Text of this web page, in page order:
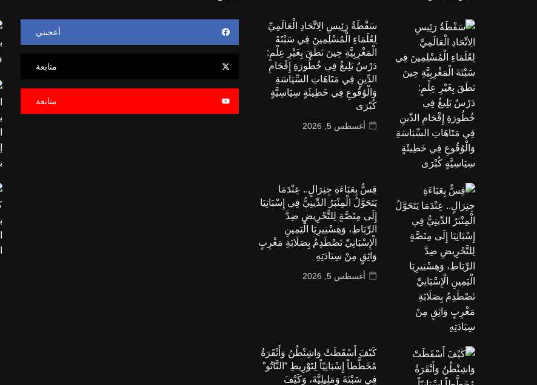
سَقْطَةُ رَئِيسِ الِاتِّحَادِ الْعَالَمِيِّ
لِعُلَمَاءِ الْمُسْلِمِينَ فِي سَبْتَةَ
الْمَغْرِبِيَّةِ حِينَ نَطَقَ بِغَيْرِ عِلْمٍ:
دَرْسٌ بَلِيغٌ فِي خُطُورَةِ إِقْحَامِ
الدِّينِ فِي مَتَاهَاتِ السِّيَاسَةِ
وَالْوُقُوعِ فِي خَطِيئَةٍ سِيَاسِيَّةٍ
كُبْرَى
أغسطس 5, 2026
قِسٌّ بِعَبَاءَةِ جِنِرَالٍ.. عِنْدَمَا
يَتَحَوَّلُ الْمِنْبَرُ الدِّينِيُّ فِي إِسْبَانِيَا
إِلَى مِنَصَّةٍ لِلتَّحْرِيضِ ضِدَّ
الرِّبَاطِ، وَهِسْتِيرِيَا الْيَمِينِ
الْإِسْبَانِيِّ تَصْطَدِمُ بِصَلَابَةِ مَغْرِبٍ
وَاثِقٍ مِنْ سِيَادَتِهِ
أغسطس 5, 2026
كَيْفَ أَسْقَطَتْ وَاشِنْطُنُ وَأَنْقَرَةُ
مُخَطَّطاً إِسْبَانِيّاً لِتَوْرِيطِ “النَّاتُو”
فِي سَبْتَةَ وَمَلِيلِيَّةَ، وَكَيْفَ
أعجبني
متابعة
متابعة